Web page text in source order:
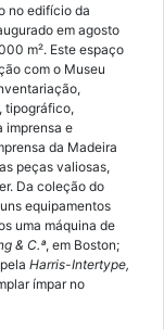
no edifício da
em agosto
m². Este espaço
com o Museu
tipográfico,
imprensa e
da Madeira
peças valiosas,
Da coleção do
equipamentos
uma máquina de
& C.ª, em Boston;
Harris-Intertype,
ímpar no